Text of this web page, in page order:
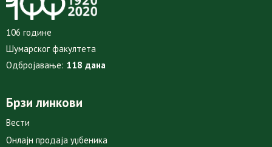
106 године
Шумарског факултета
Одбројавање: 118 дана
Брзи линкови
Вести
Онлајн продаја уџбеника